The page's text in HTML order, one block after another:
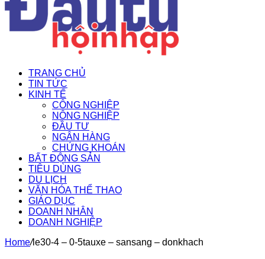
TRANG CHỦ
TIN TỨC
KINH TẾ
CÔNG NGHIỆP
NÔNG NGHIỆP
ĐẦU TƯ
NGÂN HÀNG
CHỨNG KHOÁN
BẤT ĐỘNG SẢN
TIÊU DÙNG
DU LỊCH
VĂN HÓA THỂ THAO
GIÁO DỤC
DOANH NHÂN
DOANH NGHIỆP
Home/le30-4 – 0-5tauxe – sansang – donkhach